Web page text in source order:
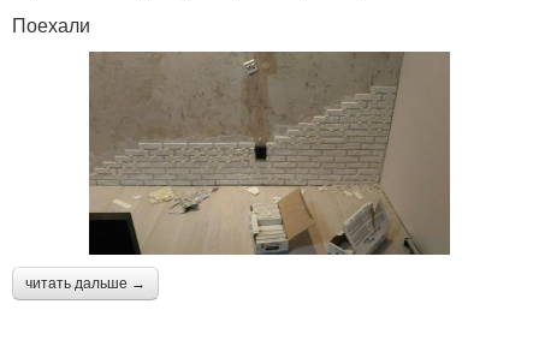
Поехали
читать дальше →